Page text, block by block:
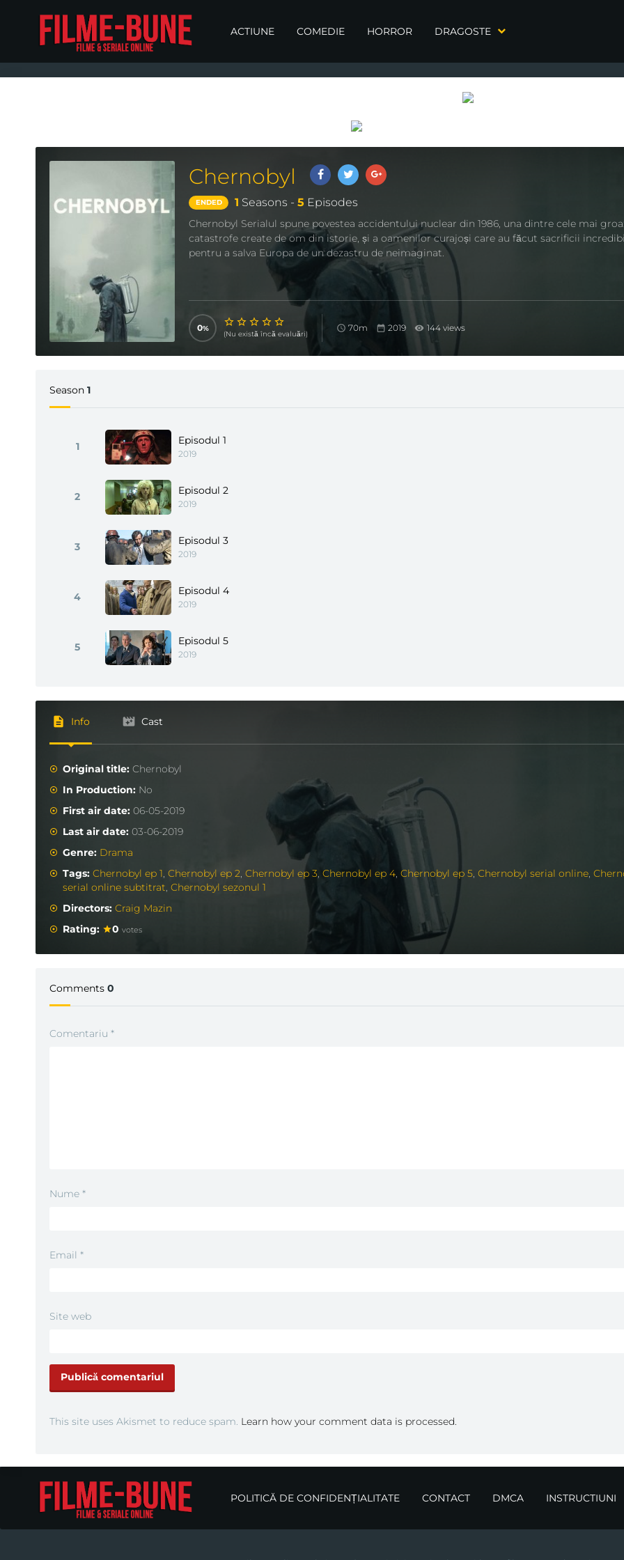
ACTIUNE COMEDIE HORROR DRAGOSTE
Chernobyl
ENDED 1 Seasons - 5 Episodes
Chernobyl Serialul spune povestea accidentului nuclear din 1986, una dintre cele mai
catastrofe create de om din istorie, și a oamenilor curajoși care au făcut sacrificii
pentru a salva Europa de un dezastru de neimaginat.
0
(Nu există încă evaluări)
70m 2019 144 views
Season 1
1 Episodul 1
2019
2 Episodul 2
2019
3 Episodul 3
2019
4 Episodul 4
2019
5 Episodul 5
2019
Info Cast
Original title:Chernobyl
In Production: No
First air date:06-05-2019
Last air date:03-06-2019
Genre: Drama
Tags:Chernobyl ep 1,Chernobyl ep 2,Chernobyl ep 3,Chernobyl ep 4,Chernobyl ep 5,Chernobyl serial online,
serial online subtitrat,Chernobyl sezonul 1
Directors:Craig Mazin
Rating:
0 votes
Comments 0
Comentariu *
Nume *
Email *
Site web
This site uses Akismet to reduce spam. Learn how your comment data is processed.
POLITICĂ DE CONFIDENȚIALITATE CONTACT DMCA INSTRUCTIUNI